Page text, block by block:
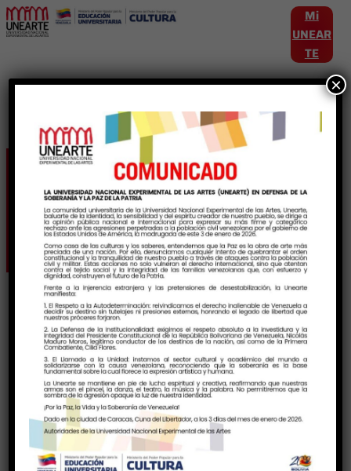
Mi
UNEAR
TE
Etiqueta:
SaberesAcademicos
×